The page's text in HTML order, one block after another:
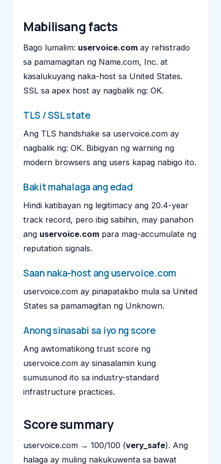
Mabilisang facts
Bago lumalim: uservoice.com ay rehistrado
sa pamamagitan ng Name.com, Inc. at
kasalukuyang naka-host sa United States.
SSL sa apex host ay nagbalik ng: OK.
TLS / SSL state
Ang TLS handshake sa uservoice.com ay
nagbalik ng: OK. Bibigyan ng warning ng
modern browsers ang users kapag nabigo ito.
Bakit mahalaga ang edad
Hindi katibayan ng legitimacy ang 20.4-year
track record, pero ibig sabihin, may panahon
ang uservoice.com para mag-accumulate ng
reputation signals.
Saan naka-host ang uservoice.com
uservoice.com ay pinapatakbo mula sa United
States sa pamamagitan ng Unknown.
Anong sinasabi sa iyo ng score
Ang awtomatikong trust score ng
uservoice.com ay sinasalamin kung
sumusunod ito sa industry-standard
infrastructure practices.
Score summary
uservoice.com → 100/100 (very_safe). Ang
halaga ay muling nakukuwenta sa bawat